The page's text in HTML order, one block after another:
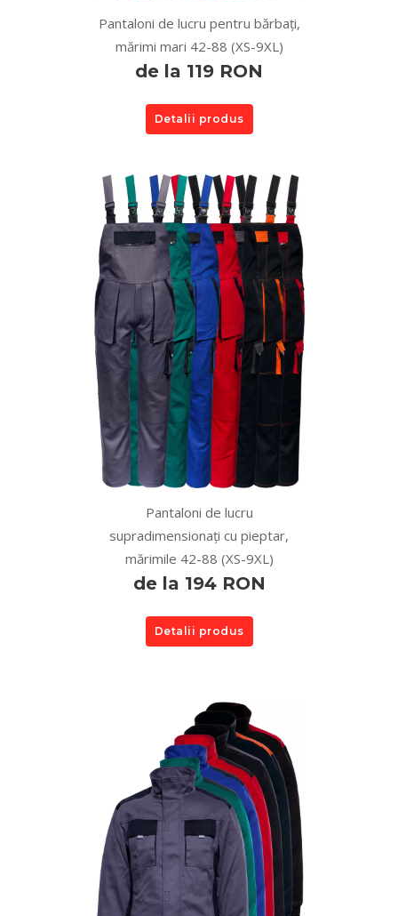
Pantaloni de lucru pentru bărbați,
mărimi mari 42-88 (XS-9XL)
de la 119 RON
Detalii produs
Pantaloni de lucru
supradimensionați cu pieptar,
mărimile 42-88 (XS-9XL)
de la 194 RON
Detalii produs